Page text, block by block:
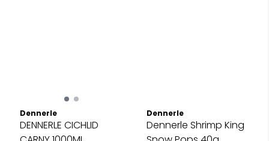
Dennerle
DENNERLE CICHLID
Dennerle
Dennerle Shrimp King